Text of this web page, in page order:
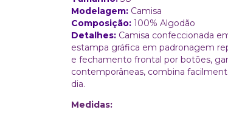
Modelagem: Camisa
Composição: 100% Algodão
Detalhes: Camisa confeccionada
estampa gráfica em padronagem
e fechamento frontal por botões,
contemporâneas, combina
dia.
Medidas: